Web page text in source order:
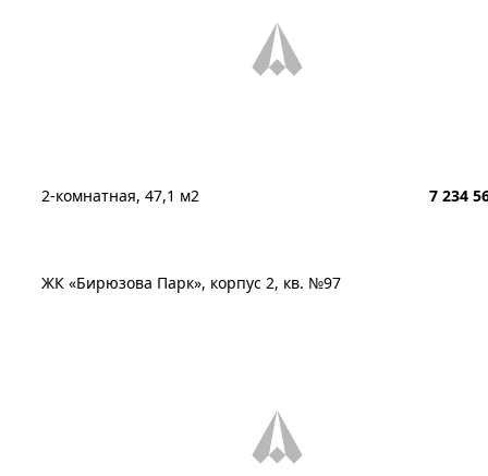
2-комнатная, 47,1 м2 7 234
ЖК «Бирюзова Парк», корпус 2, кв. №97